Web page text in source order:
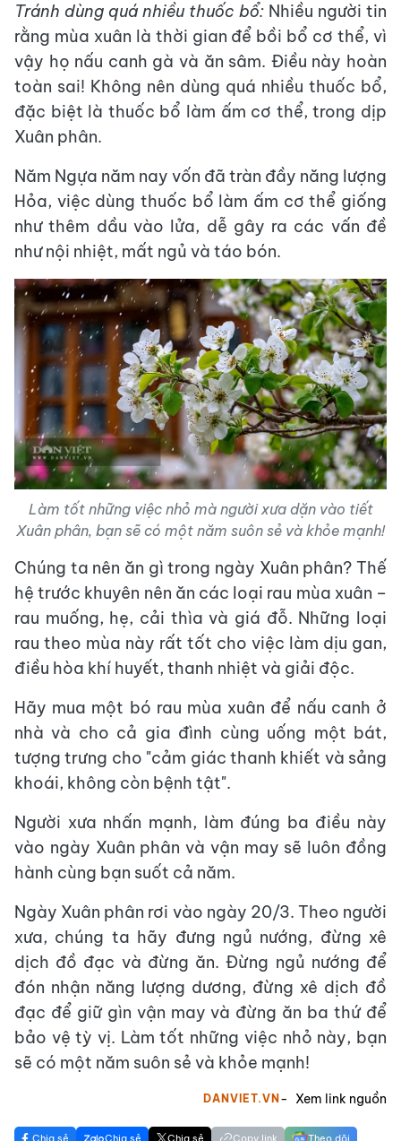
Tránh dùng quá nhiều thuốc bổ: Nhiều người tin
rằng mùa xuân là thời gian để bồi bổ cơ thể, vì
vậy họ nấu canh gà và ăn sâm. Điều này hoàn
toàn sai! Không nên dùng quá nhiều thuốc bổ,
đặc biệt là thuốc bổ làm ấm cơ thể, trong dịp
Xuân phân.
Năm Ngựa năm nay vốn đã tràn đầy năng lượng
Hỏa, việc dùng thuốc bổ làm ấm cơ thể giống
như thêm dầu vào lửa, dễ gây ra các vấn đề
như nội nhiệt, mất ngủ và táo bón.
Làm tốt những việc nhỏ mà người xưa dặn vào tiết
Xuân phân, bạn sẽ có một năm suôn sẻ và khỏe mạnh!
Chúng ta nên ăn gì trong ngày Xuân phân? Thế
hệ trước khuyên nên ăn các loại rau mùa xuân –
rau muống, hẹ, cải thìa và giá đỗ. Những loại
rau theo mùa này rất tốt cho việc làm dịu gan,
điều hòa khí huyết, thanh nhiệt và giải độc.
Hãy mua một bó rau mùa xuân để nấu canh ở
nhà và cho cả gia đình cùng uống một bát,
tượng trưng cho "cảm giác thanh khiết và sảng
khoái, không còn bệnh tật".
Người xưa nhấn mạnh, làm đúng ba điều này
vào ngày Xuân phân và vận may sẽ luôn đồng
hành cùng bạn suốt cả năm.
Ngày Xuân phân rơi vào ngày 20/3. Theo người
xưa, chúng ta hãy đưng ngủ nướng, đừng xê
dịch đồ đạc và đừng ăn. Đừng ngủ nướng để
đón nhận năng lượng dương, đừng xê dịch đồ
đạc để giữ gìn vận may và đừng ăn ba thứ để
bảo vệ tỳ vị. Làm tốt những việc nhỏ này, bạn
sẽ có một năm suôn sẻ và khỏe mạnh!
DANVIET.VN Xem link nguồn
Chia sẻ Chia sẻ Chia sẻ Copy link Theo dõi